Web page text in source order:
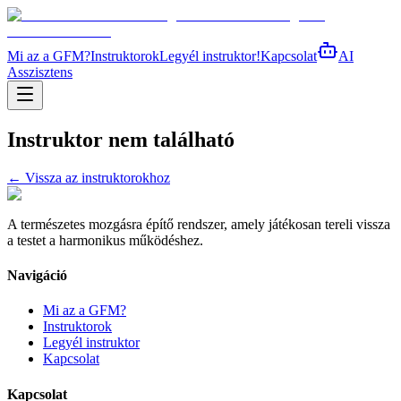
Mi az a GFM?InstruktorokLegyél instruktor!Kapcsolat
AI
Asszisztens
Instruktor nem található
← Vissza az instruktorokhoz
A természetes mozgásra építő rendszer, amely játékosan tereli vissza
a testet a harmonikus működéshez.
Navigáció
Mi az a GFM?
Instruktorok
Legyél instruktor
Kapcsolat
Kapcsolat